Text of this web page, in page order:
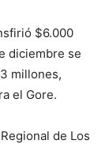
$6.000
diciembre se
millones,
el Gore.
de Los